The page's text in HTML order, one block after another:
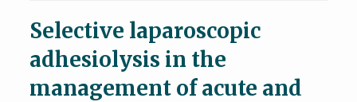
Selective laparoscopic
adhesiolysis in the
management of acute and